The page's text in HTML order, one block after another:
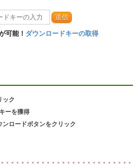
送信
可能！ ダウンロードキーの取得
ック
ーを獲得
ンロードボタンをクリック